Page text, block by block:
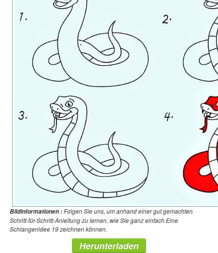
Bildinformationen :Folgen Sie uns, um anhand einer gut gemachten
Schritt-für-Schritt-Anleitung zu lernen, wie Sie ganz einfach Eine
Schlangenidee 19 zeichnen können.
Herunterladen